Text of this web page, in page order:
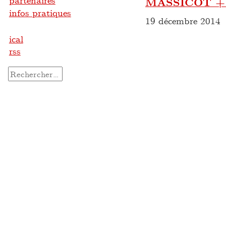
19 décembre 2014
infos pratiques
ical
rss
Rechercher :